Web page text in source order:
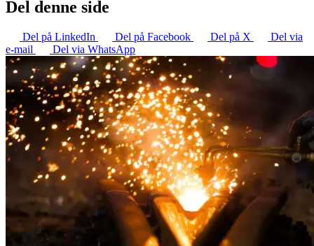
Del denne side
Del på LinkedIn Del på Facebook Del på X
Del via
e-mail
Del via WhatsApp